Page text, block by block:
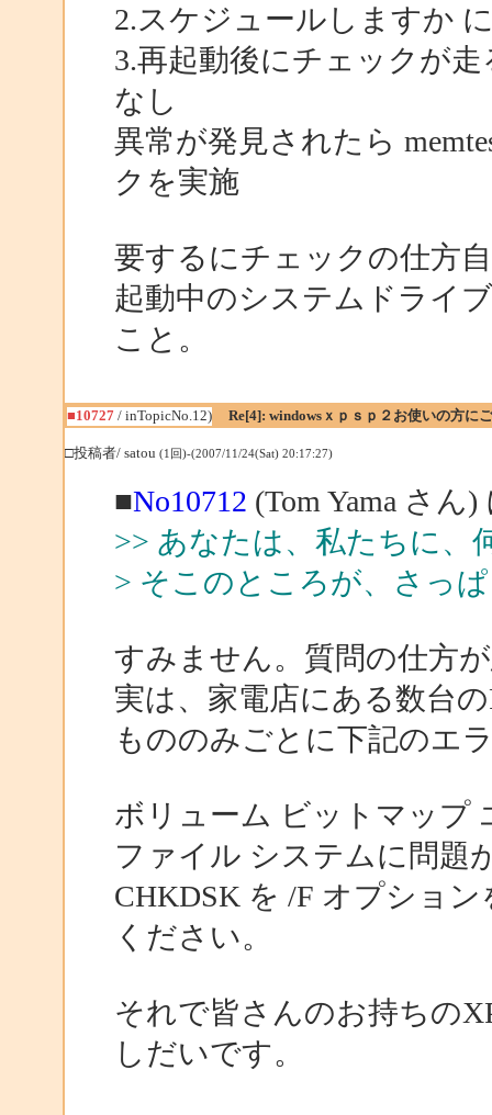
2.スケジュールしますか
3.再起動後にチェックが
なし
異常が発見されたら
クを実施
要するにチェックの仕方
起動中のシステムドライ
こと。
■10727/ inTopicNo.12) Re[4]: windowsｘｐｓｐ２お使いの方に
□投稿者/ satou (1回)-(2007/11/24(Sat) 20:17:27)
■No10712 (Tom Yama さん)
>> あなたは、私たちに、
> そこのところが、さっ
すみません。質問の仕方
実は、家電店にある数台
もののみごとに下記のエ
ボリューム ビットマップ
ファイル システムに問題
CHKDSK を /F オプショ
ください。
それで皆さんのお持ちの
しだいです。